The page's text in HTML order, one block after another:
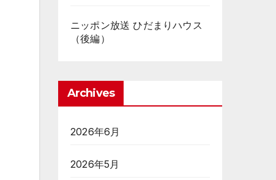
ニッポン放送 ひだまりハウス
（後編）
Archives
2026年6月
2026年5月